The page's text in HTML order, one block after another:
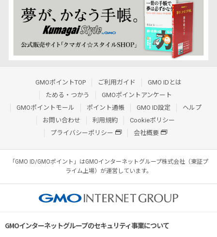
GMOポイントTOP ご利用ガイド
GMO IDとは
ためる・つかう
GMOポイントアンケート
GMOポイントモール
ポイント通帳 GMO ID設定
ヘルプ
お問い合わせ
利用規約
Cookieポリシー
プライバシーポリシー
会社概要
「GMO ID/GMOポイント」はGMOインターネットグループ株式会社（東証プ
ライム上場）が運営しています。
GMOインターネットグループのセキュリティ事業について